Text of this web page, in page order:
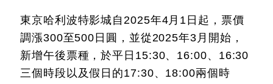
東京哈利波特影城自2025年4月1日起，票價
調漲300至500日圓，並從2025年3月開始，
新增午後票種，於平日15:30、16:00、16:30
三個時段以及假日的17:30、18:00兩個時